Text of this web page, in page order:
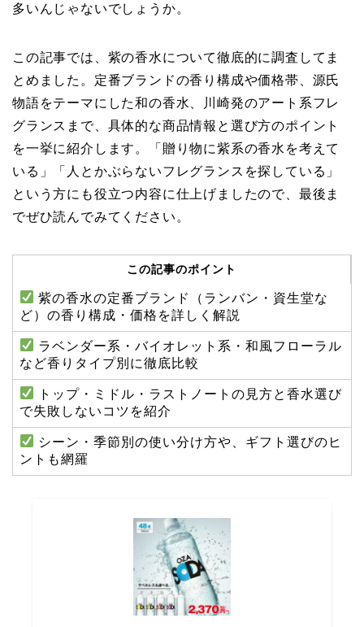
多いんじゃないでしょうか。
この記事では、紫の香水について徹底的に調査してま
とめました。定番ブランドの香り構成や価格帯、源氏
物語をテーマにした和の香水、川崎発のアート系フレ
グランスまで、具体的な商品情報と選び方のポイント
を一挙に紹介します。「贈り物に紫系の香水を考えて
いる」「人とかぶらないフレグランスを探している」
という方にも役立つ内容に仕上げましたので、最後ま
でぜひ読んでみてください。
この記事のポイント
紫の香水の定番ブランド（ランバン・資生堂な
ど）の香り構成・価格を詳しく解説
ラベンダー系・バイオレット系・和風フローラル
など香りタイプ別に徹底比較
トップ・ミドル・ラストノートの見方と香水選び
で失敗しないコツを紹介
シーン・季節別の使い分け方や、ギフト選びのヒ
ントも網羅